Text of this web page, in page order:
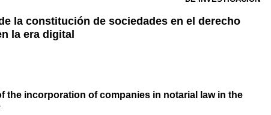
la constitución de sociedades en el derecho
la era digital
the incorporation of companies in notarial law in the